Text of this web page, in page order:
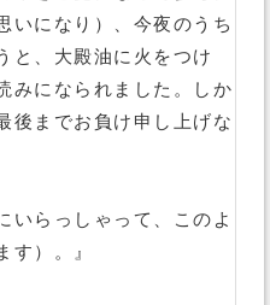
いになり）、今夜のうち
と、大殿油に火をつけ
みになられました。しか
後までお負け申し上げな
いらっしゃって、このよ
す）。』